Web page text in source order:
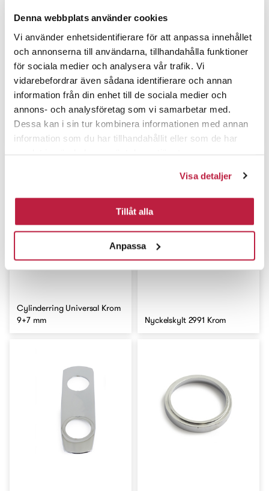
Denna webbplats använder cookies
Vi använder enhetsidentifierare för att anpassa innehållet
och annonserna till användarna, tillhandahålla funktioner
för sociala medier och analysera vår trafik. Vi
vidarebefordrar även sådana identifierare och annan
information från din enhet till de sociala medier och
annons- och analysföretag som vi samarbetar med.
Dessa kan i sin tur kombinera informationen med annan
information som du har tillhandahållit eller som de har
Visa detaljer
Tillåt alla
Anpassa
Cylindervred 40 Krom
Dörrhandtag inkl.
cylindervredsats A2560-40-16
Krom
Cylinderring Universal Krom
9+7 mm
Nyckelskylt 2991 Krom